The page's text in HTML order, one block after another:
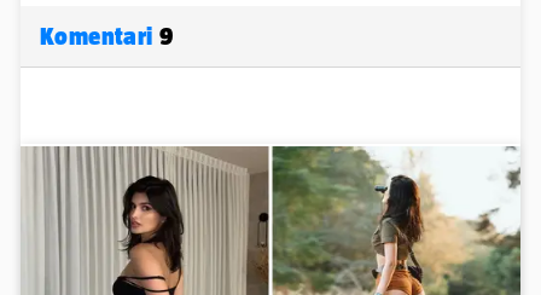
Komentari 9